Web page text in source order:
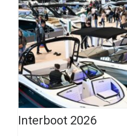
Interboot 2026